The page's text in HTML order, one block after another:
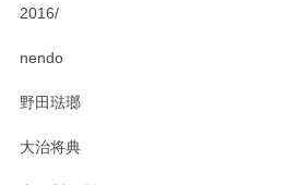
2016/
nendo
野田琺瑯
大治将典